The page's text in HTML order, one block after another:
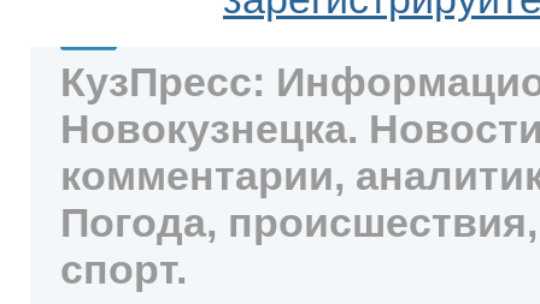
КузПресс:
Новокузнецка.
комментарии,
Погода,
спорт.